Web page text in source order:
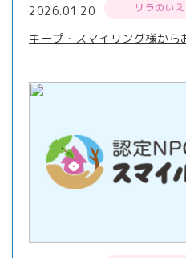
2026.01.20 リラのいえ
キープ・スマイリング様から